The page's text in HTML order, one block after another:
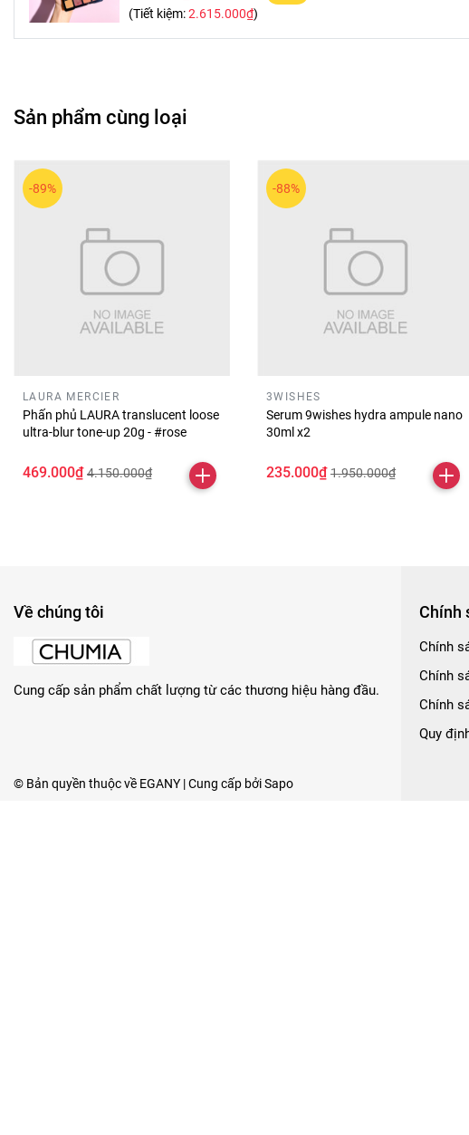
(Tiết kiệm:2.615.000₫)
Sản phẩm cùng loại
-89%
LAURA MERCIER
Phấn phủ LAURA translucent loose
ultra-blur tone-up 20g - #rose
469.000₫ 4.150.000₫
-88%
3WISHES
Serum 9wishes hydra ampule nano
30ml x2
235.000₫ 1.950.000₫
Về chúng tôi
Cung cấp sản phẩm chất lượng từ các thương hiệu hàng đầu.
Chính
Chính
Chính
Chính
Quy
© Bản quyền thuộc về EGANY | Cung cấp bởiSapo